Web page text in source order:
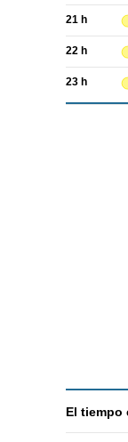
21 h
22 h
23 h
El tiempo